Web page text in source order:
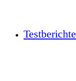
Testberichte